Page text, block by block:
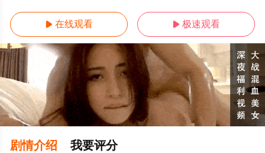
 在线观看  极速观看
剧情介绍 我要评分